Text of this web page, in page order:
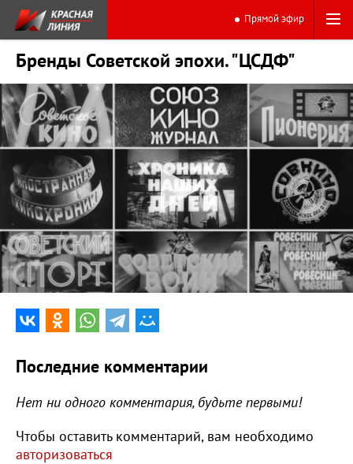
Прямой эфир
Бренды Советской эпохи. "ЦСДФ"
0:00 5:03
Последние комментарии
Нет ни одного комментария, будьте первыми!
Чтобы оставить комментарий, вам необходимо
авторизоваться